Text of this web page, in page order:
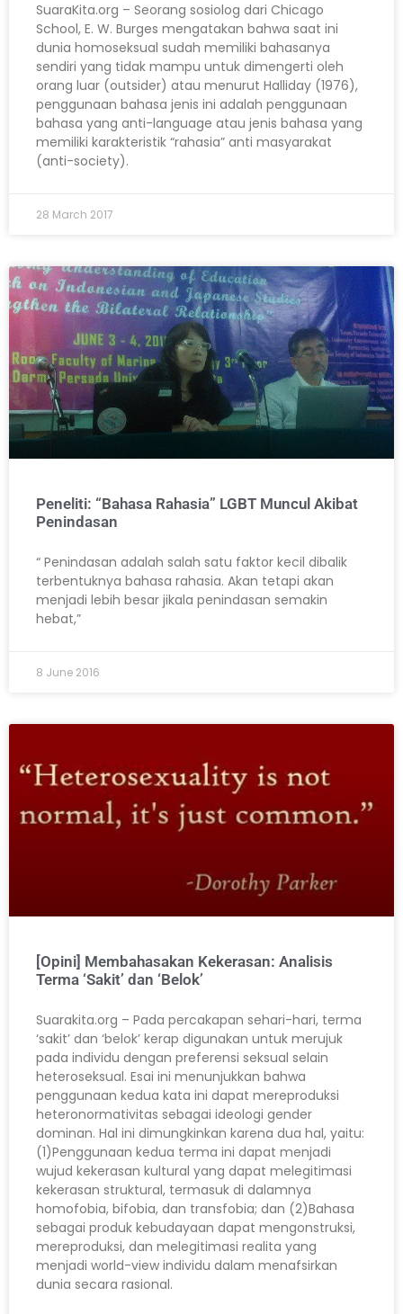
SuaraKita.org – Seorang sosiolog dari Chicago
School, E. W. Burges mengatakan bahwa saat ini
dunia homoseksual sudah memiliki bahasanya
sendiri yang tidak mampu untuk dimengerti oleh
orang luar (outsider) atau menurut Halliday (1976),
penggunaan bahasa jenis ini adalah penggunaan
bahasa yang anti-language atau jenis bahasa yang
memiliki karakteristik “rahasia” anti masyarakat
(anti-society).
28 March 2017
Peneliti: “Bahasa Rahasia” LGBT Muncul Akibat
Penindasan
“ Penindasan adalah salah satu faktor kecil dibalik
terbentuknya bahasa rahasia. Akan tetapi akan
menjadi lebih besar jikala penindasan semakin
hebat,”
8 June 2016
[Opini] Membahasakan Kekerasan: Analisis
Terma ‘Sakit’ dan ‘Belok’
Suarakita.org – Pada percakapan sehari-hari, terma
‘sakit’ dan ‘belok’ kerap digunakan untuk merujuk
pada individu dengan preferensi seksual selain
heteroseksual. Esai ini menunjukkan bahwa
penggunaan kedua kata ini dapat mereproduksi
heteronormativitas sebagai ideologi gender
dominan. Hal ini dimungkinkan karena dua hal, yaitu:
(1)Penggunaan kedua terma ini dapat menjadi
wujud kekerasan kultural yang dapat melegitimasi
kekerasan struktural, termasuk di dalamnya
homofobia, bifobia, dan transfobia; dan (2)Bahasa
sebagai produk kebudayaan dapat mengonstruksi,
mereproduksi, dan melegitimasi realita yang
menjadi world-view individu dalam menafsirkan
dunia secara rasional.